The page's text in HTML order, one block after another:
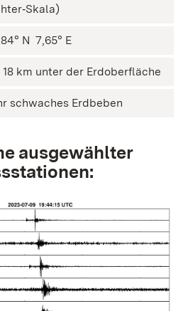
N ㅤ 7,65° E
18 km unter der Erdoberfläche
schwaches Erdbeben
ausgewählter